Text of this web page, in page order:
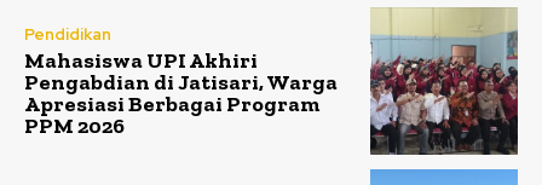
Pendidikan
Mahasiswa UPI Akhiri
Pengabdian di Jatisari, Warga
Apresiasi Berbagai Program
PPM 2026